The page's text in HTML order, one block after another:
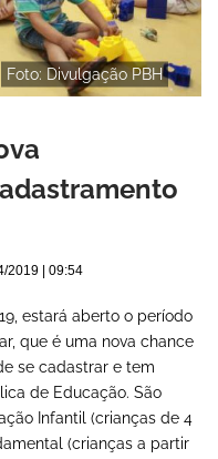
Foto: Divulgação PBH
2019 | 09:54
estará aberto o período
que é uma nova chance
se cadastrar e tem
de Educação. São
Infantil (crianças de 4
(crianças a partir